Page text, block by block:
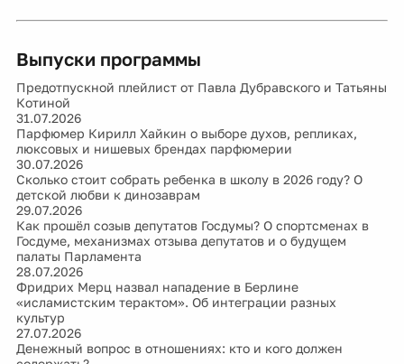
Выпуски программы
Предотпускной плейлист от Павла Дубравского и Татьяны
Котиной
31.07.2026
Парфюмер Кирилл Хайкин о выборе духов, репликах,
люксовых и нишевых брендах парфюмерии
30.07.2026
Сколько стоит собрать ребенка в школу в 2026 году? О
детской любви к динозаврам
29.07.2026
Как прошёл созыв депутатов Госдумы? О спортсменах в
Госдуме, механизмах отзыва депутатов и о будущем
палаты Парламента
28.07.2026
Фридрих Мерц назвал нападение в Берлине
«исламистским терактом». Об интеграции разных
культур
27.07.2026
Денежный вопрос в отношениях: кто и кого должен